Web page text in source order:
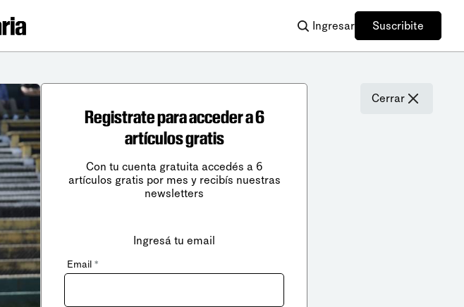
Ingresar Suscribite
Cerrar
Registrate para acceder a 6
artículos gratis
Con tu cuenta gratuita accedés a 6
artículos gratis por mes y recibís nuestras
newsletters
Ingresá tu email
Email *